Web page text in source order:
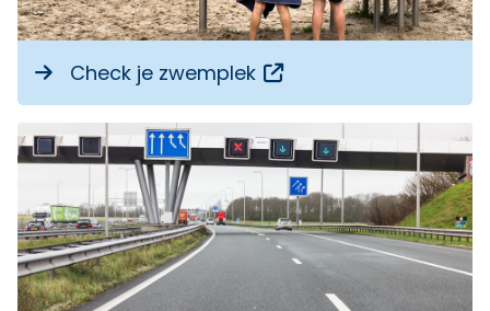
Check je zwemplek